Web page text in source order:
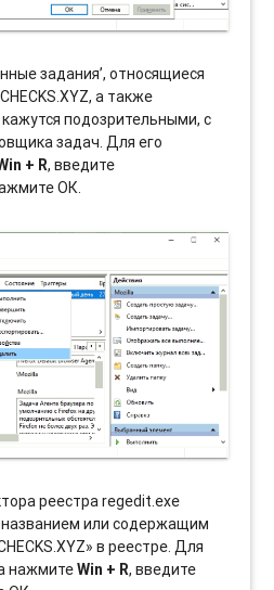
задания’, относящиеся
а также
подозрительными, с
задач. Для его
+ R, введите
ОК.
реестра regedit.exe
названием или содержащим
в реестре. Для
нажмитеWin + R, введите